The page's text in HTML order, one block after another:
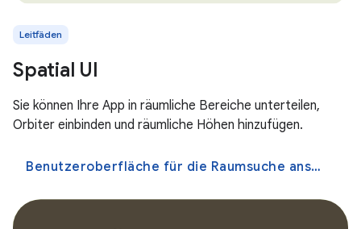
Leitfäden
Spatial UI
Sie können Ihre App in räumliche Bereiche unterteilen,
Orbiter einbinden und räumliche Höhen hinzufügen.
Benutzeroberfläche für die Raumsuche ansehen